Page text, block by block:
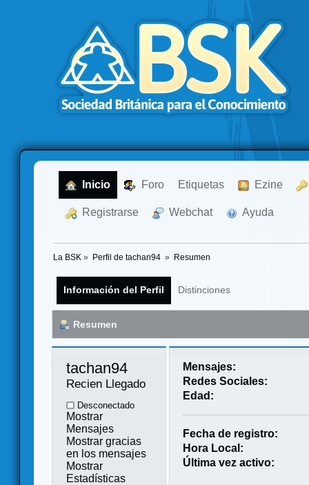
Inicio Foro Etiquetas Ezine
Registrarse Webchat Ayuda
La BSK » Perfil de tachan94 » Resumen
Información del Perfil Distinciones
Resumen
tachan94
Recien Llegado
Desconectado
Mostrar
Mensajes
Mostrar gracias
en los mensajes
Mostrar
Estadísticas
Mensajes:
Redes Sociales:
Edad:
Fecha de registro:
Hora Local:
Última vez activo: